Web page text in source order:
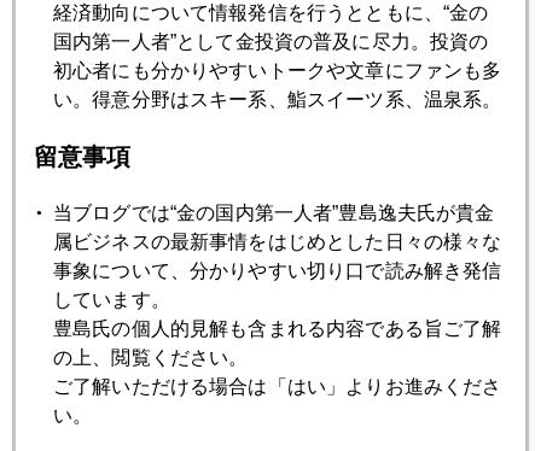
2023年09月29日
国際金価格続落
2023年09月28日
国際金価格、１８７０ドル台まで急落
2023年09月27日
１５０円接近、介入を歓迎する海外勢
2023年09月26日
米国債４．５％、ギリシャ国債４．２％、これも逆イール
経済動向について情報発信を行うとともに、“金の
国内第一人者”として金投資の普及に尽力。投資の
初心者にも分かりやすいトークや文章にファンも多
い。得意分野はスキー系、鮨スイーツ系、温泉系。
留意事項
当ブログでは“金の国内第一人者”豊島逸夫氏が貴金
属ビジネスの最新事情をはじめとした日々の様々な
事象について、分かりやすい切り口で読み解き発信
しています。
豊島氏の個人的見解も含まれる内容である旨ご了解
の上、閲覧ください。
ご了解いただける場合は「はい」よりお進みくださ
い。